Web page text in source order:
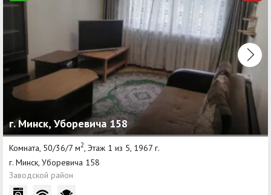
г. Минск, Уборевича 158
Комната, 50/36/7 м2, Этаж 1 из 5, 1967 г.
г. Минск, Уборевича 158
Заводской район